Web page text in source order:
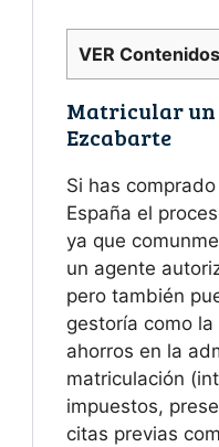
VER Contenidos
Matricular un
Ezcabarte
Si has
España el
ya que
un agente
pero también
gestoría como
ahorros en la
matriculación
impuestos,
citas previas